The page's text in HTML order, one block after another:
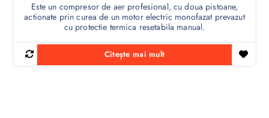
Este un compresor de aer profesional, cu doua pistoane,
actionate prin curea de un motor electric monofazat prevazut
cu protectie termica resetabila manual.
Citește mai mult